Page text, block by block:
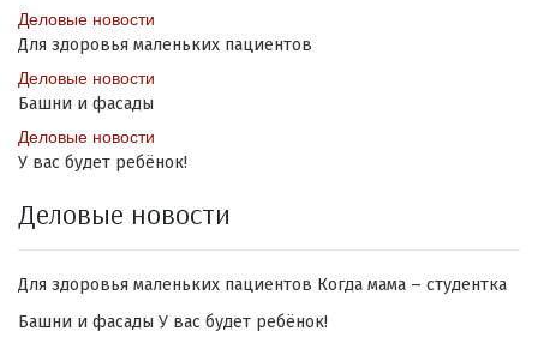
Деловые новости
Для здоровья маленьких пациентов
Деловые новости
Башни и фасады
Деловые новости
У вас будет ребёнок!
Деловые новости
Для здоровья маленьких пациентов Когда мама – студентка
Башни и фасады У вас будет ребёнок!